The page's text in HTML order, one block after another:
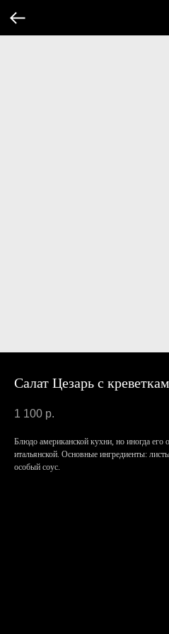
Салат Цезарь с
1 100 р.
Блюдо американской кухни, но иногда его
итальянской. Основные ингредиенты:
особый соус.